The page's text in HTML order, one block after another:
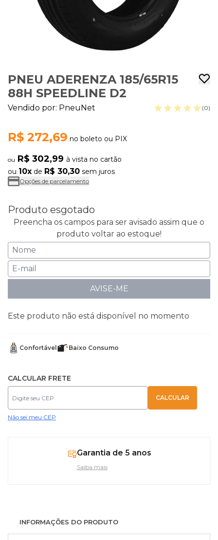
PNEU ADERENZA 185/65R15
88H SPEEDLINE D2
Vendido por: PneuNet (0)
R$ 272,69 no boleto ou PIX
ou R$ 302,99 à vista no cartão
ou 10x de R$ 30,30 sem juros
Opções de parcelamento
Produto esgotado
Preencha os campos para ser avisado assim que o
produto voltar ao estoque!
AVISE-ME
Este produto não está disponível no momento
Confortável Baixo Consumo
CALCULAR FRETE
Não sei meu CEP
Garantia de 5 anos
Saiba mais
INFORMAÇÕES DO PRODUTO